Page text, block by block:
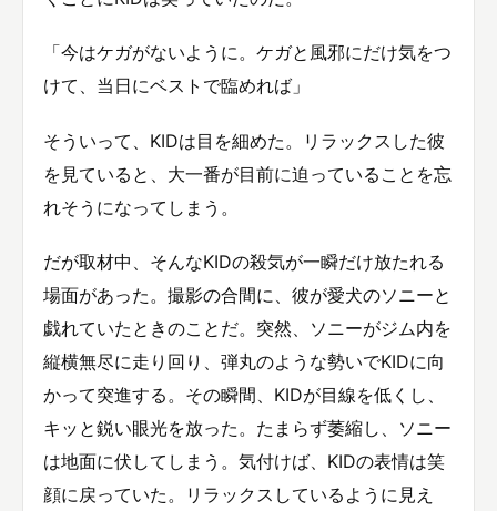
「今はケガがないように。ケガと風邪にだけ気をつ
けて、当日にベストで臨めれば」
そういって、KIDは目を細めた。リラックスした彼
を見ていると、大一番が目前に迫っていることを忘
れそうになってしまう。
だが取材中、そんなKIDの殺気が一瞬だけ放たれる
場面があった。撮影の合間に、彼が愛犬のソニーと
戯れていたときのことだ。突然、ソニーがジム内を
縦横無尽に走り回り、弾丸のような勢いでKIDに向
かって突進する。その瞬間、KIDが目線を低くし、
キッと鋭い眼光を放った。たまらず萎縮し、ソニー
は地面に伏してしまう。気付けば、KIDの表情は笑
顔に戻っていた。リラックスしているように見え